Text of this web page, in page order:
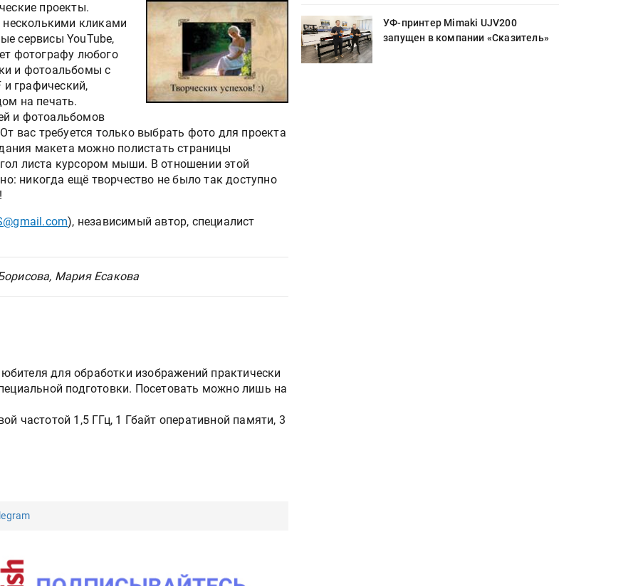
проекты.
несколькими кликами
сервисы YouTube,
фотографу любого
и фотоальбомы с
графический,
на печать.
и фотоальбомов
вас требуется только выбрать фото для проекта
макета можно полистать страницы
листа курсором мыши. В отношении этой
никогда ещё творчество не было так доступно
), независимый автор, специалист
Мария Есакова
для обработки изображений практически
подготовки. Посетовать можно лишь на
частотой 1,5 ГГц, 1 Гбайт оперативной памяти, 3
УФ-принтер Mimaki UJV200
запущен в компании «Сказитель»
УФ-принтер Mimaki UJV200
запущен в компании «Сказитель»